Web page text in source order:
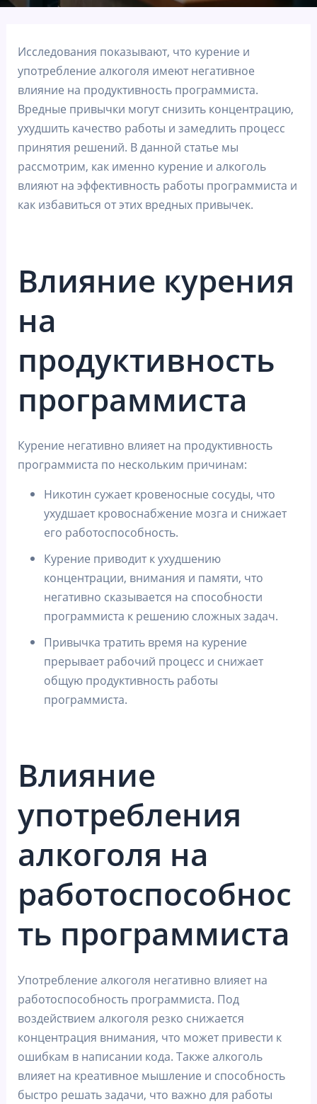
Исследования показывают, что курение и
употребление алкоголя имеют негативное
влияние на продуктивность программиста.
Вредные привычки могут снизить концентрацию,
ухудшить качество работы и замедлить процесс
принятия решений. В данной статье мы
рассмотрим, как именно курение и алкоголь
влияют на эффективность работы программиста и
как избавиться от этих вредных привычек.
Влияние курения
на
продуктивность
программиста
Курение негативно влияет на продуктивность
программиста по нескольким причинам:
Никотин сужает кровеносные сосуды, что
ухудшает кровоснабжение мозга и снижает
его работоспособность.
Курение приводит к ухудшению
концентрации, внимания и памяти, что
негативно сказывается на способности
программиста к решению сложных задач.
Привычка тратить время на курение
прерывает рабочий процесс и снижает
общую продуктивность работы
программиста.
Влияние
употребления
алкоголя на
работоспособнос
ть программиста
Употребление алкоголя негативно влияет на
работоспособность программиста. Под
воздействием алкоголя резко снижается
концентрация внимания, что может привести к
ошибкам в написании кода. Также алкоголь
влияет на креативное мышление и способность
быстро решать задачи, что важно для работы